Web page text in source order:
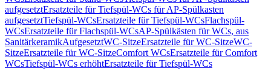
aufgesetztErsatzteile für Tiefspül-WCs für AP-Spülkasten
aufgesetztTiefspül-WCsErsatzteile für Tiefspül-WCsFlachspül-
WCsErsatzteile für Flachspül-WCsAP-Spülkästen für WCs, aus
SanitärkeramikAufgesetztWC-SitzeErsatzteile für WC-SitzeWC-
SitzeErsatzteile für WC-SitzeComfort WCsErsatzteile für Comfort
WCsTiefspül-WCs erhöhtErsatzteile für Tiefspül-WCs